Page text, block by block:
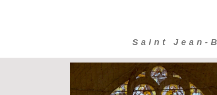
Saint Jean-